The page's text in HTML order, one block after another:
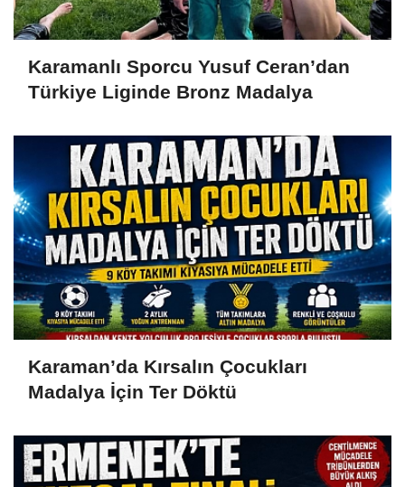
Karamanlı Sporcu Yusuf Ceran’dan
Türkiye Liginde Bronz Madalya
Karaman’da Kırsalın Çocukları
Madalya İçin Ter Döktü